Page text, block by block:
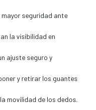
seguridad ante
la visibilidad en
ajuste seguro y
y retirar los guantes
movilidad de los dedos.